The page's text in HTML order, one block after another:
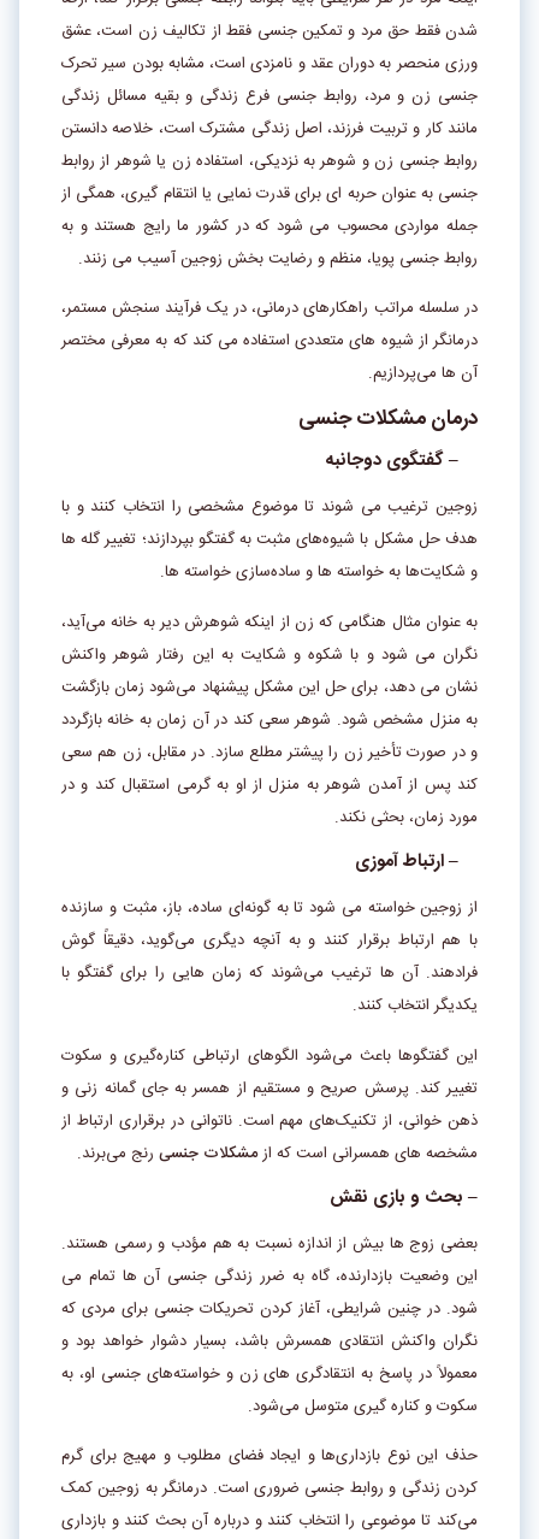
شدن فقط حق مرد و تمکین جنسی فقط از تکالیف زن است، عشق‌
ورزی منحصر به دوران عقد و نامزدی است، مشابه بودن سیر تحرک
جنسی زن و مرد، روابط جنسی فرع زندگی و بقیه­ مسائل زندگی
مانند کار و تربیت فرزند، اصل زندگی مشترک است، خلاصه دانستن
روابط جنسی زن و شوهر به نزدیکی، استفاده زن یا شوهر از روابط
جنسی به عنوان حربه ­‌ای برای قدرت‌ نمایی یا انتقام‌ گیری، همگی از
جمله مواردی محسوب می ­‌شود که در کشور ما رایج هستند و به
روابط جنسی پویا، منظم و رضایت‌ بخش زوجین آسیب می ­‌زنند.
در سلسله مراتب راهکارهای درمانی، در یک فرآیند سنجش مستمر،
درمانگر از شیوه­‌ های متعددی استفاده می ­‌کند که به معرفی مختصر
آن ها می­‌پردازیم.
درمان مشکلات جنسی
– گفتگوی دوجانبه
زوجین ترغیب می ­‌شوند تا موضوع مشخصی را انتخاب کنند و با
هدف حل مشکل با شیوه­‌های مثبت به گفتگو بپردازند؛ تغییر گله­‌ ها
و شکایت­‌ها به خواسته ­‌ها و ساده­‌سازی خواسته ­‌ها.
به عنوان مثال هنگامی که زن از اینکه شوهرش دیر به خانه می­‌آید،
نگران می ­‌شود و با شکوه و شکایت به این رفتار شوهر واکنش
نشان می­‌ دهد، برای حل این مشکل پیشنهاد می­‌شود زمان بازگشت
به منزل مشخص شود. شوهر سعی کند در آن زمان به خانه بازگردد
و در صورت تأخیر زن را پیشتر مطلع سازد. در مقابل، زن هم سعی
کند پس از آمدن شوهر به منزل از او به گرمی استقبال کند و در
مورد زمان، بحثی نکند.
– ارتباط آموزی
از زوجین خواسته می­‌ شود تا به گونه­‌ای ساده، باز، مثبت و سازنده
با هم ارتباط برقرار کنند و به آنچه دیگری می­‌گوید، دقیقاً گوش
فرادهند. آن ها ترغیب می­‌شوند که زمان ­‌هایی را برای گفتگو با
یکدیگر انتخاب کنند.
این گفتگوها باعث می­‌شود الگوهای ارتباطی کناره‌گیری و سکوت
تغییر کند. پرسش صریح و مستقیم از همسر به جای گمانه‌ زنی و
ذهن‌ خوانی، از تکنیک­‌های مهم است. ناتوانی در برقراری ارتباط از
مشخصه­‌ های همسرانی است که ازمشکلات جنسی رنج می­‌برند.
– بحث و بازی نقش
بعضی زوج‌ ­ها بیش از اندازه نسبت به هم مؤدب و رسمی هستند.
این وضعیت بازدارنده، گاه به ضرر زندگی جنسی آن ها تمام می­‌
شود. در چنین شرایطی، آغاز کردن تحریکات جنسی برای مردی که
نگران واکنش انتقادی همسرش باشد، بسیار دشوار خواهد بود و
معمولاً در پاسخ به انتقادگری­‌ های زن و خواسته­‌های جنسی او، به
سکوت و کناره‌ گیری متوسل می­‌شود.
حذف این نوع بازداری­‌ها و ایجاد فضای مطلوب و مهیج برای گرم
کردن زندگی و روابط جنسی ضروری است. درمانگر به زوجین کمک
می­‌کند تا موضوعی را انتخاب کنند و درباره­ آن بحث کنند و بازداری